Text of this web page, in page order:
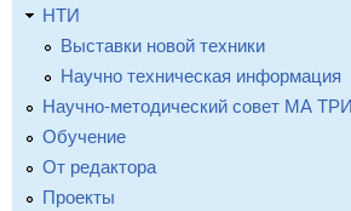
НТИ
Выставки новой техники
Научно техническая информация
Научно-методический совет МА
Обучение
От редактора
Проекты